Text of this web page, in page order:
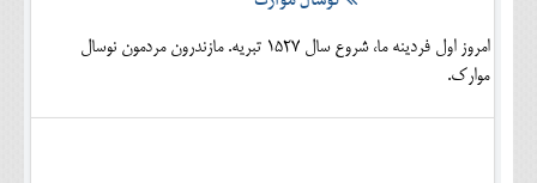
امروز اول فردینه ما، شروع سال 1527 تبریه. مازندرون مردمون نوسال
موارک.